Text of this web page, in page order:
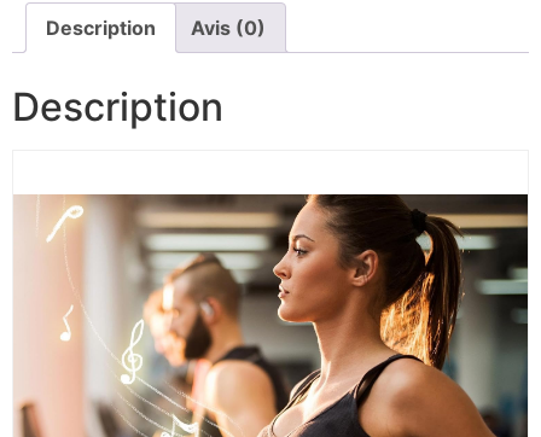
Description Avis (0)
Description